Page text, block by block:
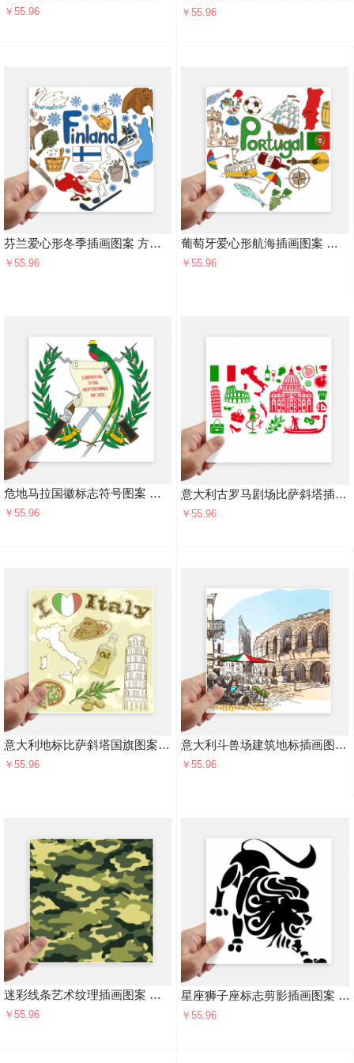
￥55.96 ￥55.96
芬兰爱心形冬季插画图案 方形贴纸20cm摩托电脑贴画旅行箱装饰4片
￥55.96
葡萄牙爱心形航海插画图案 方形贴纸20cm摩托电脑贴画旅行箱装饰4片
￥55.96
危地马拉国徽标志符号图案 方形贴纸20cm摩托电脑贴画旅行箱装饰4片
￥55.96
意大利古罗马剧场比萨斜塔插画 方形贴纸20cm摩托电脑贴画旅行箱装饰4片
￥55.96
意大利地标比萨斜塔国旗图案 方形贴纸20cm摩托电脑贴画旅行箱装饰4片
￥55.96
意大利斗兽场建筑地标插画图案 方形贴纸20cm摩托电脑贴画旅行箱装饰4片
￥55.96
迷彩线条艺术纹理插画图案 方形贴纸20cm摩托电脑贴画旅行箱装饰4片
￥55.96
星座狮子座标志剪影插画图案 方形贴纸20cm摩托电脑贴画旅行箱装饰4片
￥55.96